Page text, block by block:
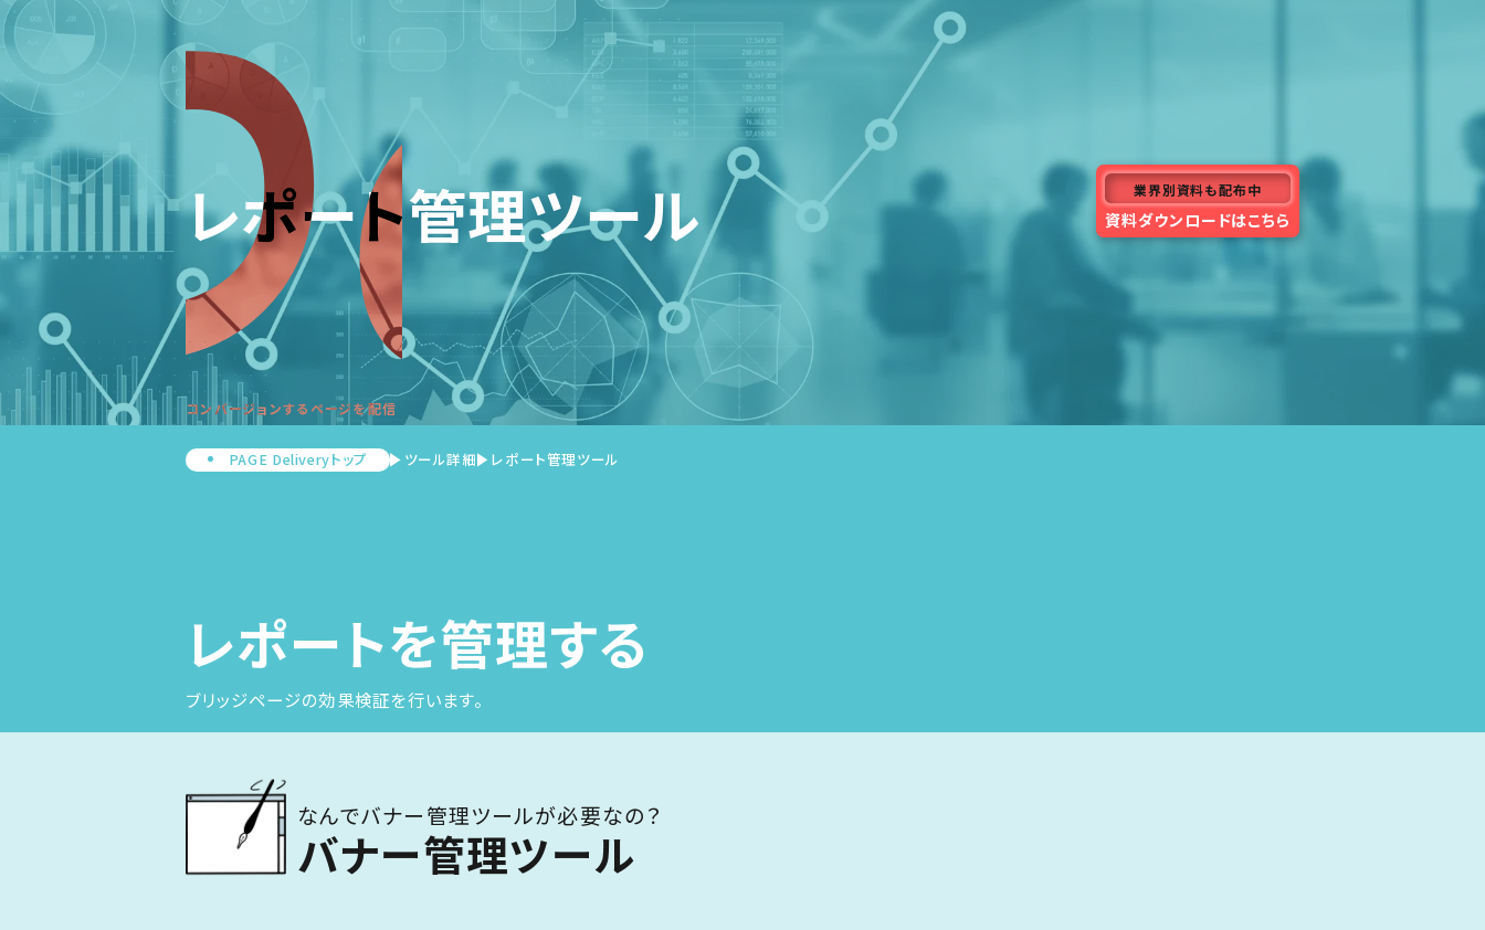
コンバージョンするページを配信
レポート管理ツール
PAGE Deliveryトップ ツール詳細 レポート管理ツール
レポートを管理する
ブリッジページの効果検証を行います。
なんでバナー管理ツールが必要なの？
バナー管理ツール
業界別資料も配布中
資料ダウンロードはこちら